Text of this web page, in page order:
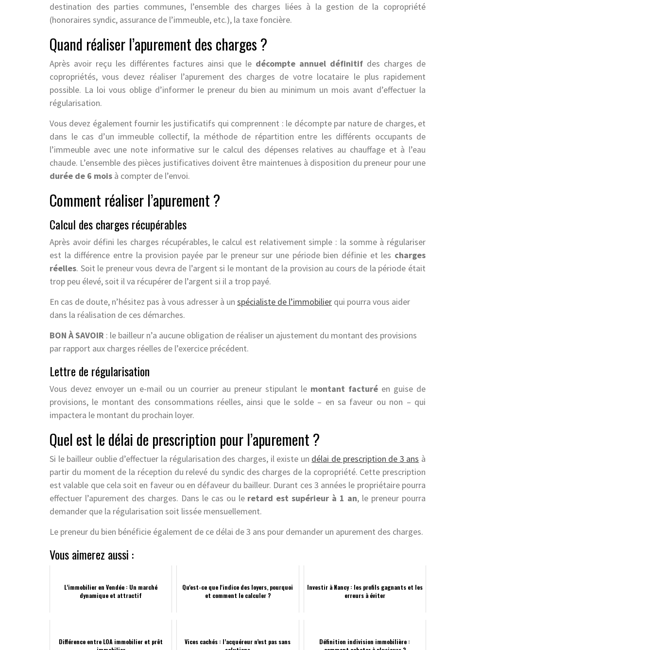
destination des parties communes, l’ensemble des charges liées à la gestion de la copropriété
(honoraires syndic, assurance de l’immeuble, etc.), la taxe foncière.
Quand réaliser l’apurement des charges ?
Après avoir reçu les différentes factures ainsi que le décompte annuel définitif des charges de
copropriétés, vous devez réaliser l’apurement des charges de votre locataire le plus rapidement
possible. La loi vous oblige d’informer le preneur du bien au minimum un mois avant d’effectuer la
régularisation.
Vous devez également fournir les justificatifs qui comprennent : le décompte par nature de charges, et
dans le cas d’un immeuble collectif, la méthode de répartition entre les différents occupants de
l’immeuble avec une note informative sur le calcul des dépenses relatives au chauffage et à l’eau
chaude. L’ensemble des pièces justificatives doivent être maintenues à disposition du preneur pour une
durée de 6 mois à compter de l’envoi.
Comment réaliser l’apurement ?
Calcul des charges récupérables
Après avoir défini les charges récupérables, le calcul est relativement simple : la somme à régulariser
est la différence entre la provision payée par le preneur sur une période bien définie et les charges
réelles. Soit le preneur vous devra de l’argent si le montant de la provision au cours de la période était
trop peu élevé, soit il va récupérer de l’argent si il a trop payé.
En cas de doute, n’hésitez pas à vous adresser à un spécialiste de l’immobilier qui pourra vous aider
dans la réalisation de ces démarches.
BON À SAVOIR : le bailleur n’a aucune obligation de réaliser un ajustement du montant des provisions
par rapport aux charges réelles de l’exercice précédent.
Lettre de régularisation
Vous devez envoyer un e-mail ou un courrier au preneur stipulant le montant facturé en guise de
provisions, le montant des consommations réelles, ainsi que le solde – en sa faveur ou non – qui
impactera le montant du prochain loyer.
Quel est le délai de prescription pour l’apurement ?
Si le bailleur oublie d’effectuer la régularisation des charges, il existe un délai de prescription de 3 ans à
partir du moment de la réception du relevé du syndic des charges de la copropriété. Cette prescription
est valable que cela soit en faveur ou en défaveur du bailleur. Durant ces 3 années le propriétaire pourra
effectuer l’apurement des charges. Dans le cas ou le retard est supérieur à 1 an, le preneur pourra
demander que la régularisation soit lissée mensuellement.
Le preneur du bien bénéficie également de ce délai de 3 ans pour demander un apurement des charges.
Vous aimerez aussi :
L’immobilier en Vendée : Un marché
dynamique et attractif
Qu'est-ce que l'indice des loyers, pourquoi
et comment le calculer ?
Investir à Nancy : les profils gagnants et les
erreurs à éviter
Différence entre LOA immobilier et prêt
Vices cachés : l’acquéreur n’est pas sans
Définition indivision immobilière :